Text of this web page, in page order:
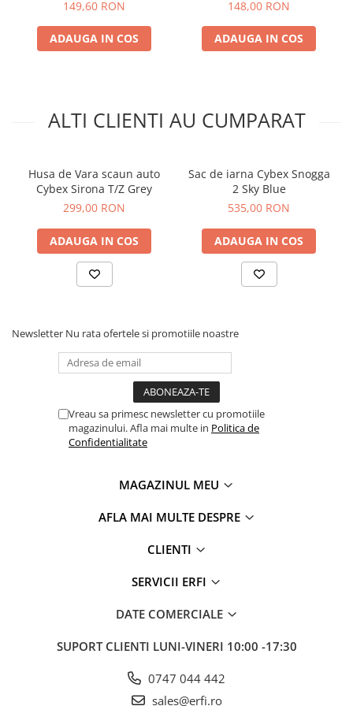
149,60 RON
ADAUGA IN COS
148,00 RON
ADAUGA IN COS
ALTI CLIENTI AU CUMPARAT
Husa de Vara scaun auto
Cybex Sirona T/Z Grey
299,00 RON
ADAUGA IN COS
Sac de iarna Cybex Snogga
2 Sky Blue
535,00 RON
ADAUGA IN COS
Newsletter Nu rata ofertele si promotiile noastre
Vreau sa primesc newsletter cu promotiile
magazinului. Afla mai multe in Politica de
Confidentialitate
MAGAZINUL MEU
AFLA MAI MULTE DESPRE
CLIENTI
SERVICII ERFI
DATE COMERCIALE
SUPORT CLIENTI LUNI-VINERI 10:00 -17:30
0747 044 442
sales@erfi.ro